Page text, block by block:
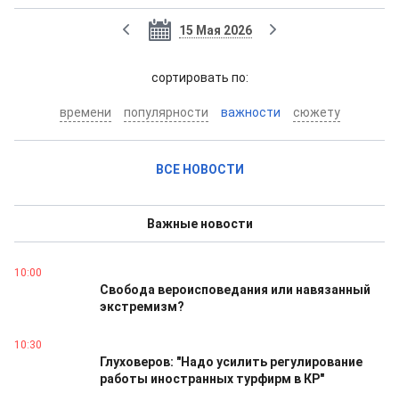
15 Мая 2026
cортировать по:
времени популярности важности сюжету
ВСЕ НОВОСТИ
Важные новости
10:00
Свобода вероисповедания или навязанный
экстремизм?
10:30
Глуховеров: "Надо усилить регулирование
работы иностранных турфирм в КР"